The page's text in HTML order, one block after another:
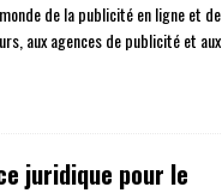
de la publicité en ligne et de
aux agences de publicité et aux
juridique pour le